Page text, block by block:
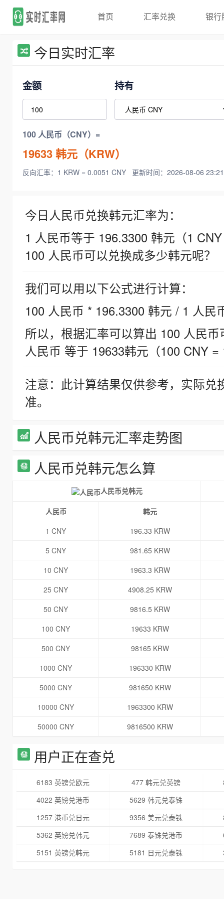
首页 汇率兑换 银行
今日实时汇率
金额 持有
100 人民币（CNY）=
19633韩元（KRW）
反向汇率：1 KRW = 0.0051 CNY 更新时间：2026-08-06
今日人民币兑换韩元汇率为：
1 人民币等于 196.3300 韩元（1
100 人民币可以兑换成多少韩元呢？
我们可以用以下公式进行计算：
100 人民币 * 196.3300 韩元 / 1 人民
所以，根据汇率可以算出 100 人民
人民币 等于 19633韩元（100 CNY =
注意：此计算结果仅供参考，实际
准。
人民币兑韩元汇率走势图
人民币兑韩元怎么算
人民币兑韩元
人民币
韩元
1 CNY
196.33 KRW
5 CNY
981.65 KRW
10 CNY
1963.3 KRW
25 CNY
4908.25 KRW
50 CNY
9816.5 KRW
100 CNY
19633 KRW
500 CNY
98165 KRW
1000 CNY
196330 KRW
5000 CNY
981650 KRW
10000 CNY
1963300 KRW
50000 CNY
9816500 KRW
用户正在查兑
6183 英镑兑欧元 477 韩元兑英镑
4022 英镑兑港币
5629 韩元兑泰铢
1257 港币兑日元
9356 美元兑泰铢
5362 英镑兑韩元
7689 泰铢兑港币
5151 英镑兑韩元
5181 日元兑泰铢